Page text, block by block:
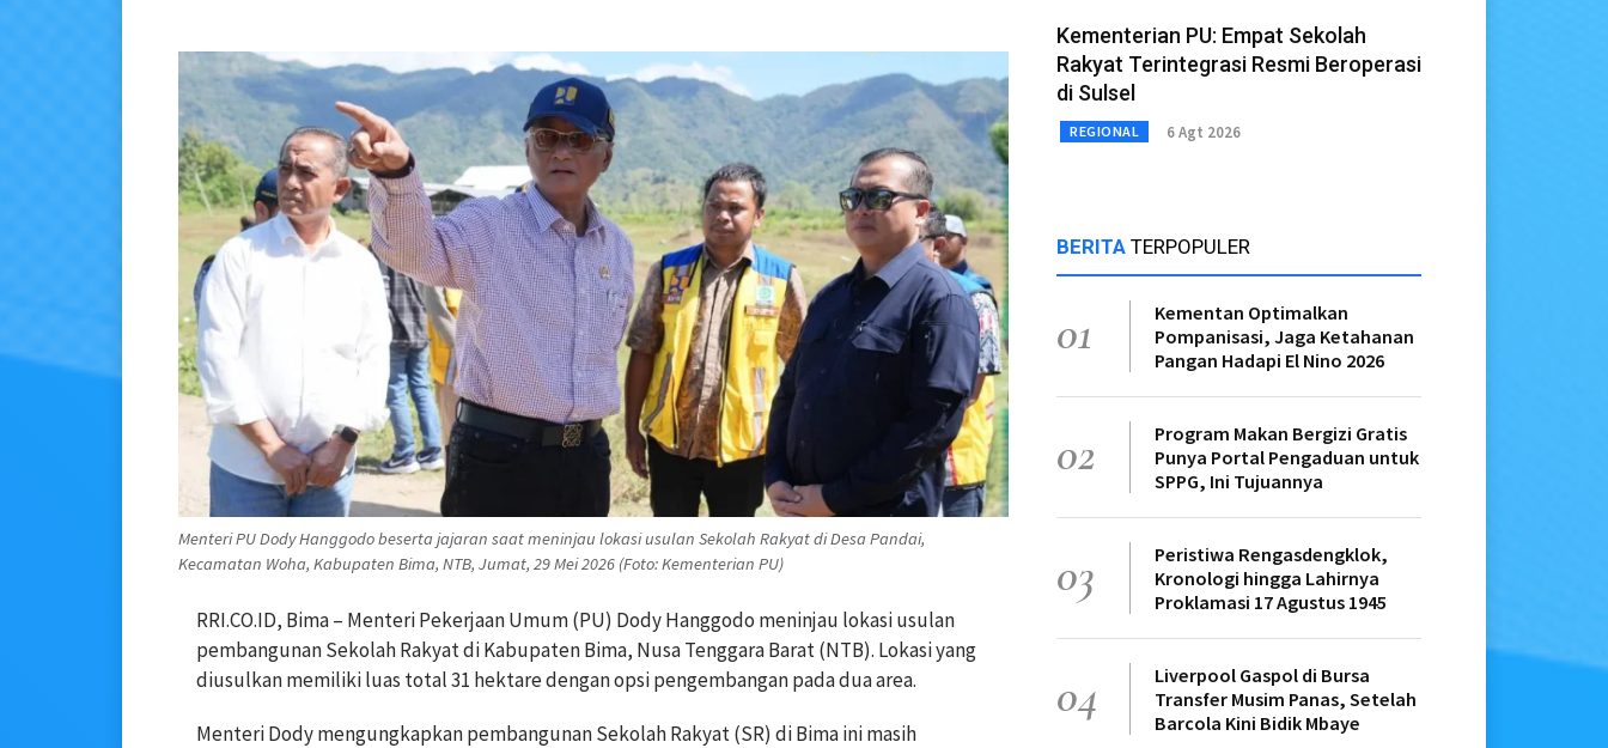
Menteri PU Dody Hanggodo beserta jajaran saat meninjau lokasi usulan Sekolah Rakyat di Desa Pandai,
Kecamatan Woha, Kabupaten Bima, NTB, Jumat, 29 Mei 2026 (Foto: Kementerian PU)
RRI.CO.ID, Bima – Menteri Pekerjaan Umum (PU) Dody Hanggodo meninjau lokasi usulan
pembangunan Sekolah Rakyat di Kabupaten Bima, Nusa Tenggara Barat (NTB). Lokasi yang
diusulkan memiliki luas total 31 hektare dengan opsi pengembangan pada dua area.
Menteri Dody mengungkapkan pembangunan Sekolah Rakyat (SR) di Bima ini masih
Kementerian PU: Empat Sekolah
Rakyat Terintegrasi Resmi Beroperasi
di Sulsel
REGIONAL 6 Agt 2026
BERITA TERPOPULER
01
Kementan Optimalkan
Pompanisasi, Jaga Ketahanan
Pangan Hadapi El Nino 2026
02
Program Makan Bergizi Gratis
Punya Portal Pengaduan untuk
SPPG, Ini Tujuannya
03
Peristiwa Rengasdengklok,
Kronologi hingga Lahirnya
Proklamasi 17 Agustus 1945
04
Liverpool Gaspol di Bursa
Transfer Musim Panas, Setelah
Barcola Kini Bidik Mbaye